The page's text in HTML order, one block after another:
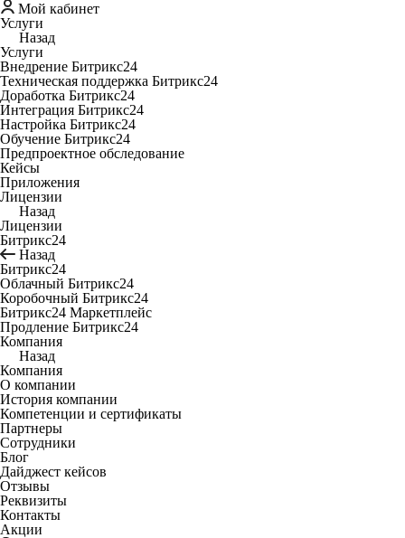
Мой кабинет
Услуги
Назад
Услуги
Внедрение Битрикс24
Техническая поддержка Битрикс24
Доработка Битрикс24
Интеграция Битрикс24
Настройка Битрикс24
Обучение Битрикс24
Предпроектное обследование
Кейсы
Приложения
Лицензии
Назад
Лицензии
Битрикс24
Назад
Битрикс24
Облачный Битрикс24
Коробочный Битрикс24
Битрикс24 Маркетплейс
Продление Битрикс24
Компания
Назад
Компания
О компании
История компании
Компетенции и сертификаты
Партнеры
Сотрудники
Блог
Дайджест кейсов
Отзывы
Реквизиты
Контакты
Акции